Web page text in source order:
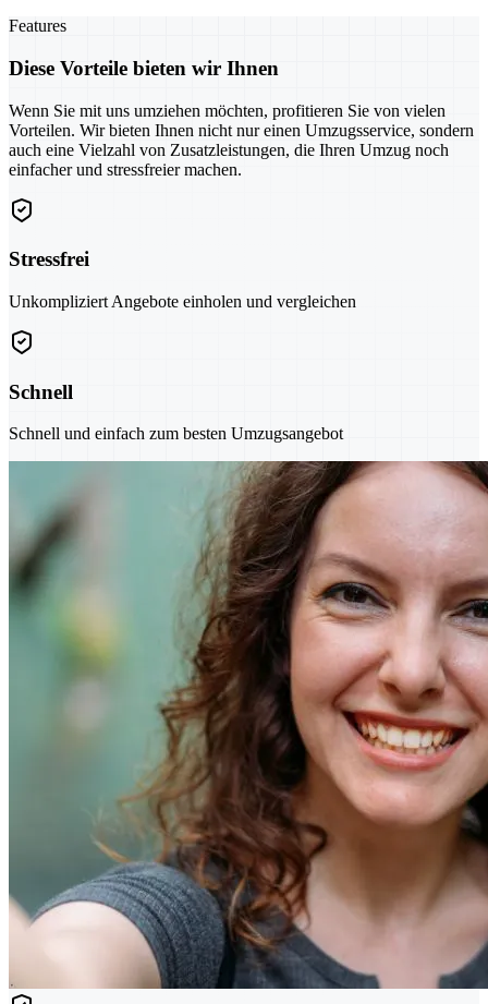
Features
Diese Vorteile bieten wir Ihnen
Wenn Sie mit uns umziehen möchten, profitieren Sie von vielen
Vorteilen. Wir bieten Ihnen nicht nur einen Umzugsservice, sondern
auch eine Vielzahl von Zusatzleistungen, die Ihren Umzug noch
einfacher und stressfreier machen.
Stressfrei
Unkompliziert Angebote einholen und vergleichen
Schnell
Schnell und einfach zum besten Umzugsangebot